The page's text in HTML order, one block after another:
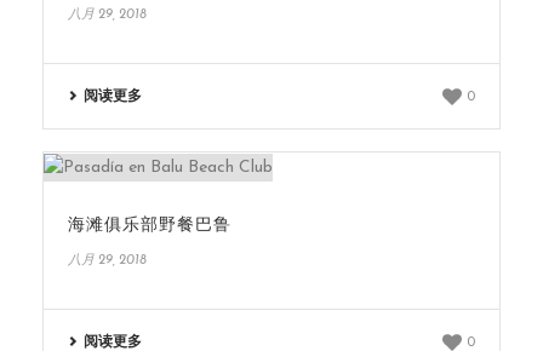
八月 29, 2018
阅读更多 0
海滩俱乐部野餐巴鲁
八月 29, 2018
阅读更多 0